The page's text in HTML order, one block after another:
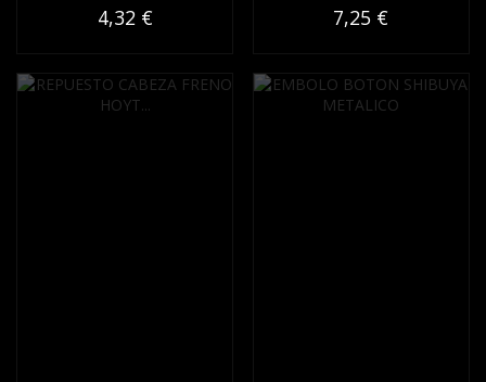
4,32 € 7,25 €